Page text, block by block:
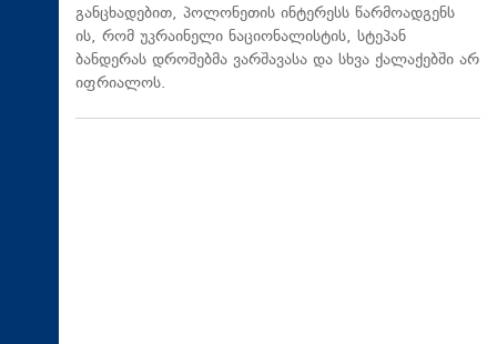
განცხადებით, პოლონეთის ინტერესს წარმოადგენს
ის, რომ უკრაინელი ნაციონალისტის, სტეპან
ბანდერას დროშებმა ვარშავასა და სხვა ქალაქებში არ
იფრიალოს.